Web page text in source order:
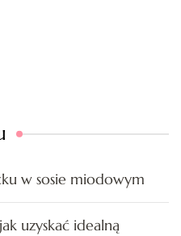
w sosie miodowym
uzyskać idealną